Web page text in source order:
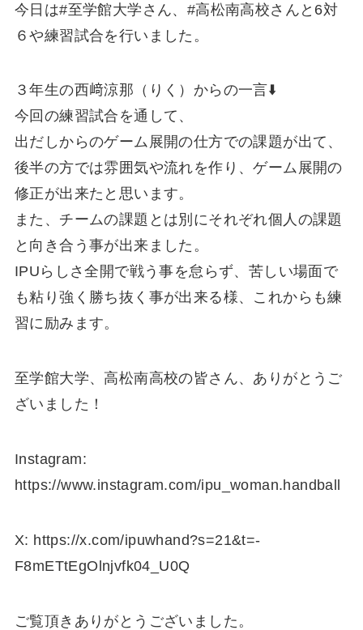
今日は#至学館大学さん、#高松南高校さんと6対
６や練習試合を行いました。
３年生の西﨑涼那（りく）からの一言⬇️
今回の練習試合を通して、
出だしからのゲーム展開の仕方での課題が出て、
後半の方では雰囲気や流れを作り、ゲーム展開の
修正が出来たと思います。
また、チームの課題とは別にそれぞれ個人の課題
と向き合う事が出来ました。
IPUらしさ全開で戦う事を怠らず、苦しい場面で
も粘り強く勝ち抜く事が出来る様、これからも練
習に励みます。
至学館大学、高松南高校の皆さん、ありがとうご
ざいました！
Instagram:
https://www.instagram.com/ipu_woman.handball
X: https://x.com/ipuwhand?s=21&t=-
F8mETtEgOlnjvfk04_U0Q
ご覧頂きありがとうございました。